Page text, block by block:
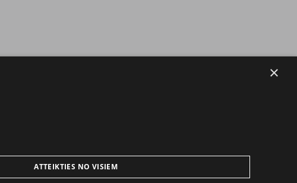
×
ATTEIKTIES NO VISIEM